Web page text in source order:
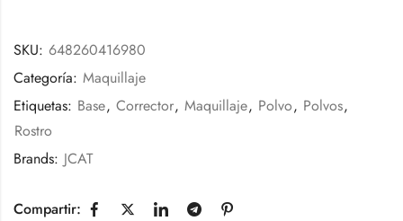
SKU: 648260416980
Categoría: Maquillaje
Etiquetas: Base, Corrector, Maquillaje, Polvo, Polvos,
Rostro
Brands: JCAT
Compartir: